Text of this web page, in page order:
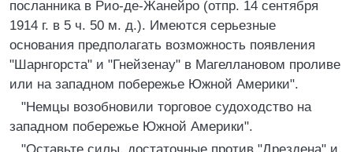
посланника в Рио-де-Жанейро (отпр. 14 сентября
1914 г. в 5 ч. 50 м. д.). Имеются серьезные
основания предполагать возможность появления
"Шарнгорста" и "Гнейзенау" в Магеллановом проливе
или на западном побережье Южной Америки".
"Немцы возобновили торговое судоходство на
западном побережье Южной Америки".